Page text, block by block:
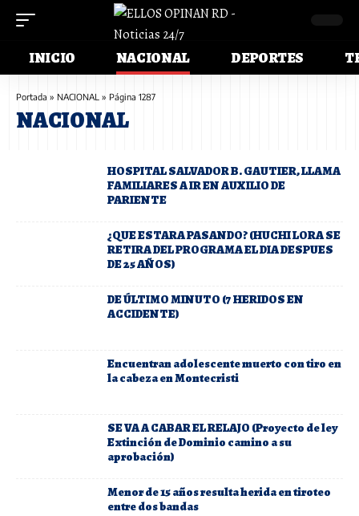
INICIO NACIONAL DEPORTES
Portada » NACIONAL » Página 1287
NACIONAL
HOSPITAL SALVADOR B. GAUTIER, LLAMA
FAMILIARES A IR EN AUXILIO DE
PARIENTE
¿QUE ESTARA PASANDO? (HUCHI LORA SE
RETIRA DEL PROGRAMA EL DIA DESPUES
DE 25 AÑOS)
DE ÚLTIMO MINUTO (7 HERIDOS EN
ACCIDENTE)
Encuentran adolescente muerto con tiro en
la cabeza en Montecristi
SE VA A CABAR EL RELAJO (Proyecto de ley
Extinción de Dominio camino a su
aprobación)
Menor de 15 años resulta herida en tiroteo
entre dos bandas